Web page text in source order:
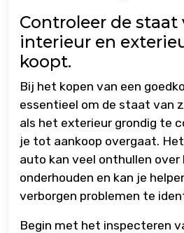
Controleer de staat
interieur en
koopt.
Bij het kopen van een
essentieel om de staat van
als het exterieur grondig te
je tot aankoop overgaat.
auto kan veel onthullen over
onderhouden en kan je
verborgen problemen te
Begin met het inspecteren